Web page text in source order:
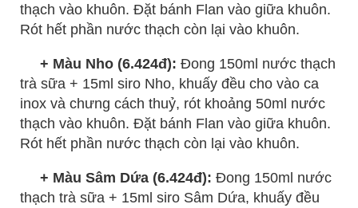
thạch vào khuôn. Đặt bánh Flan vào giữa khuôn.
Rót hết phần nước thạch còn lại vào khuôn.
+ Màu Nho (6.424đ): Đong 150ml nước thạch
trà sữa + 15ml siro Nho, khuấy đều cho vào ca
inox và chưng cách thuỷ, rót khoảng 50ml nước
thạch vào khuôn. Đặt bánh Flan vào giữa khuôn.
Rót hết phần nước thạch còn lại vào khuôn.
+ Màu Sâm Dứa (6.424đ): Đong 150ml nước
thạch trà sữa + 15ml siro Sâm Dứa, khuấy đều